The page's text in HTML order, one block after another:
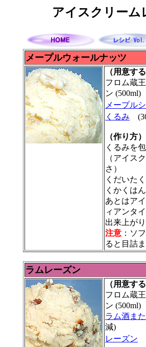
アイスクリー
メープルウォールナッツ
（用意す
フロム蔵
ン (500ml)
メープル
くるみ
（作り方）
くるみを
（アイス
さ）
くだいた
くかくは
あとはア
ィアンタ
出来上が
注意 ：ソ
ると目詰
ラムレーズン
（用意す
フロム蔵
ン (500ml)
ラム酒ま
減)
レーズン